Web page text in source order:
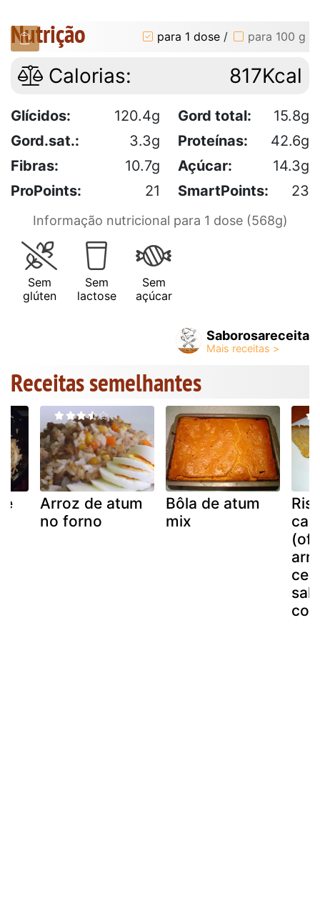
Nutrição para 1 dose / para 100 g
Calorias: 817Kcal
Glícidos: 120.4g Gord total:
15.8g
Gord.sat.:
3.3g Proteínas:
42.6g
Fibras:
10.7g Açúcar:
14.3g
ProPoints:
21 SmartPoints: 23
Informação nutricional para 1 dose (568g)
Sem
glúten
Sem
lactose
Sem
açúcar
Saborosareceita
Receitas semelhantes
Arroz de atum
no forno
Bôla de atum
mix